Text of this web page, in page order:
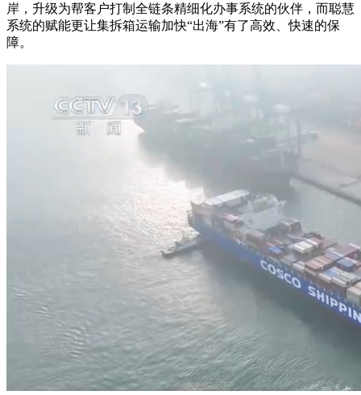
岸，升级为帮客户打制全链条精细化办事系统的伙伴，而聪慧
系统的赋能更让集拆箱运输加快“出海”有了高效、快速的保
障。